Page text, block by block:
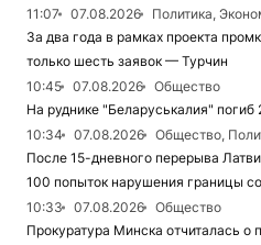
11:07
07.08.2026
Политика,
За два года в рамках проекта
только шесть заявок — Турчин
10:45
07.08.2026
Общество
На руднике "Беларуськалия" погиб
10:34
07.08.2026
Общество,
После 15-дневного перерыва
100 попыток нарушения границы
10:33
07.08.2026
Общество
Прокуратура Минска отчиталась о